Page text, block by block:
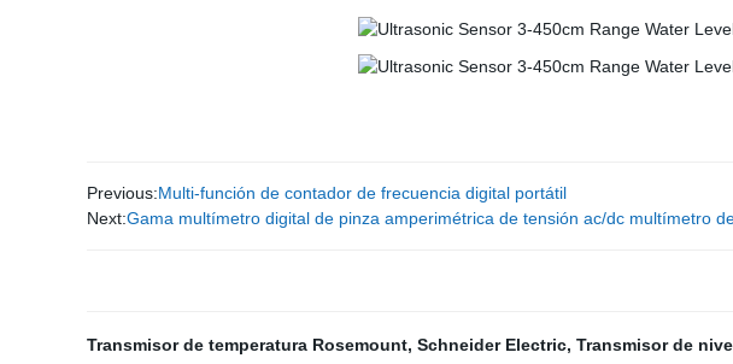
Previous:Multi-función de contador de frecuencia digital portátil
Next:Gama multímetro digital de pinza amperimétrica de tensión ac/dc multímetro
Transmisor de temperatura Rosemount, Schneider Electric, Transmisor de